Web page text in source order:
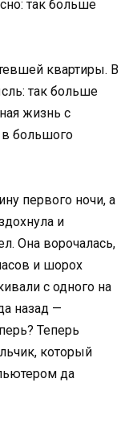
так больше
квартиры. В
так больше
жизнь с
в большого
первого ночи, а
и
Она ворочалась,
и шорох
с одного на
назад —
Теперь
который
да